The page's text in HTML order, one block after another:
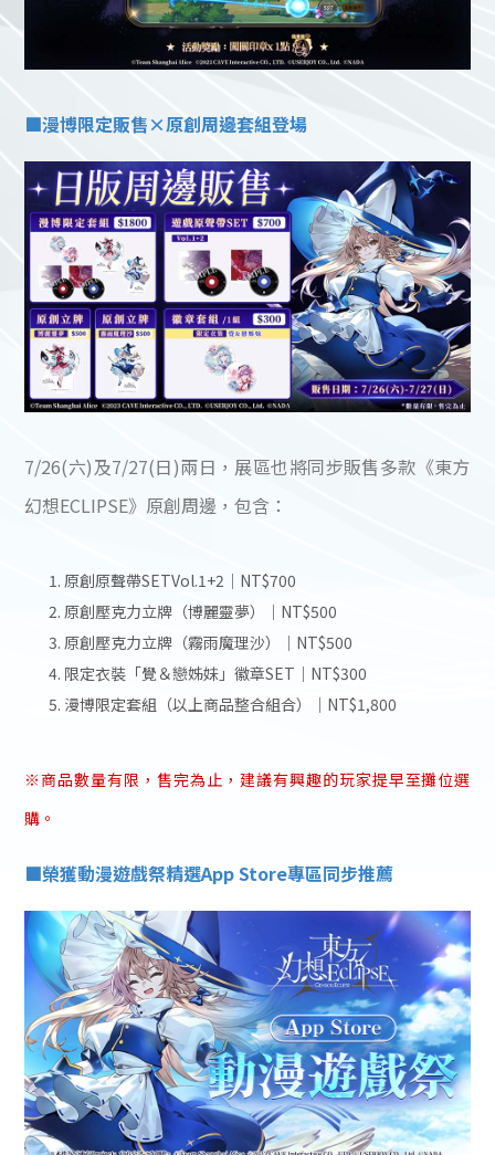
■漫博限定販售×原創周邊套組登場
7/26(六)及7/27(日)兩日，展區也將同步販售多款《東方
幻想ECLIPSE》原創周邊，包含：
原創原聲帶SETVol.1+2｜NT$700
原創壓克力立牌（博麗靈夢）｜NT$500
原創壓克力立牌（霧雨魔理沙）｜NT$500
限定衣裝「覺＆戀姊妹」徽章SET｜NT$300
漫博限定套組（以上商品整合組合）｜NT$1,800
※商品數量有限，售完為止，建議有興趣的玩家提早至攤位選
購。
■榮獲動漫遊戲祭精選App Store專區同步推薦